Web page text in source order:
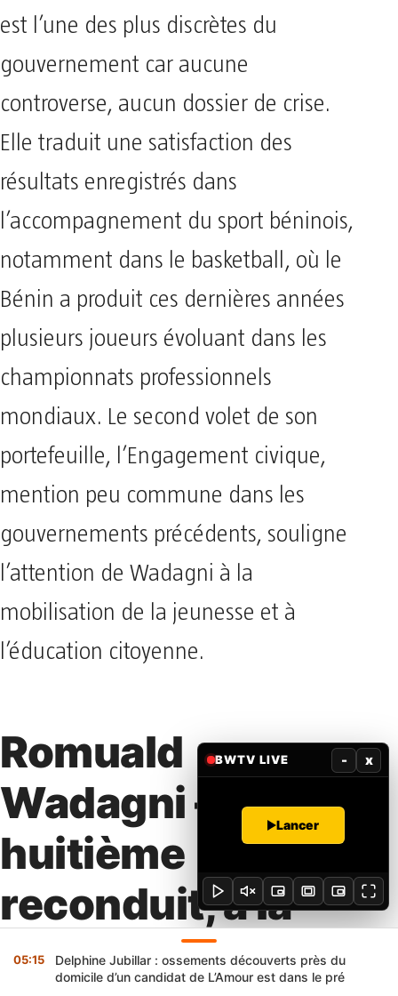
est l’une des plus discrètes du
gouvernement car aucune
controverse, aucun dossier de crise.
Elle traduit une satisfaction des
résultats enregistrés dans
l’accompagnement du sport béninois,
notamment dans le basketball, où le
Bénin a produit ces dernières années
plusieurs joueurs évoluant dans les
championnats professionnels
mondiaux. Le second volet de son
portefeuille, l’Engagement civique,
mention peu commune dans les
gouvernements précédents, souligne
l’attention de Wadagni à la
mobilisation de la jeunesse et à
l’éducation citoyenne.
Romuald
Wadagni – le
huitième
reconduit, à la
présidence
05:15
Delphine Jubillar : ossements découverts près du
domicile d’un candidat de L’Amour est dans le pré
BWTV LIVE - x
Lancer